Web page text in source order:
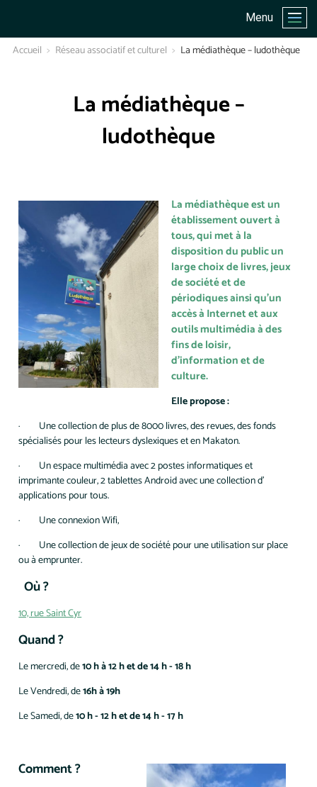
Menu
Accueil Réseau associatif et culturel La médiathèque – ludothèque
La médiathèque –
ludothèque
La médiathèque est un
établissement ouvert à
tous, qui met à la
disposition du public un
large choix de livres, jeux
de société et de
périodiques ainsi qu’un
accès à Internet et aux
outils multimédia à des
fins de loisir,
d’information et de
culture.
Elle propose :
· Une collection de plus de 8000 livres, des revues, des fonds
spécialisés pour les lecteurs dyslexiques et en Makaton.
· Un espace multimédia avec 2 postes informatiques et
imprimante couleur, 2 tablettes Android avec une collection d'
applications pour tous.
· Une connexion Wifi,
· Une collection de jeux de société pour une utilisation sur place
ou à emprunter.
Où ?
10, rue Saint Cyr
Quand ?
Le mercredi, de10 h à 12 h et de 14 h - 18 h
Le Vendredi, de16h à 19h
Le Samedi, de10 h - 12 h et de 14 h - 17 h
Comment ?